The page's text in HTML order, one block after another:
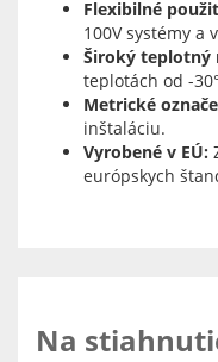
Flexibilné
100V systémy a
Široký teplotný
teplotách od -
Metrické
inštaláciu.
Vyrobené v EÚ:
európskych
Na